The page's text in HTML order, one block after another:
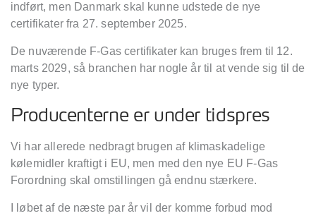
indført, men Danmark skal kunne udstede de nye
certifikater fra 27. september 2025.
De nuværende F-Gas certifikater kan bruges frem til 12.
marts 2029, så branchen har nogle år til at vende sig til de
nye typer.
Producenterne er under tidspres
Vi har allerede nedbragt brugen af klimaskadelige
kølemidler kraftigt i EU, men med den nye EU F-Gas
Forordning skal omstillingen gå endnu stærkere.
I løbet af de næste par år vil der komme forbud mod